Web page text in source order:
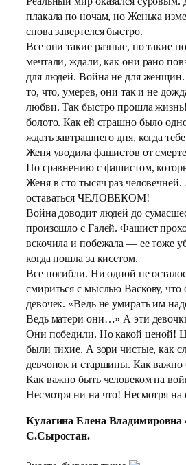
плакала по ночам, но Женька
снова завертелся быстро.
Все они такие разные, но такие
мечтали, ждали, как они рано
для людей. Война не для
то, что, умерев, они так и не
любви. Так быстро прошла
болото. Как ей страшно было
ждать завтрашнего дня, когда
Женя уводила фашистов от
По сравнению с фашистом,
Женя в сто тысяч раз
оставаться ЧЕЛОВЕКОМ!
Война доводит людей до
произошло с Галей. Фашист
вскочила и побежала — ее тоже
когда пошла за кисетом.
Все погибли. Ни одной не
смириться с мыслью Васкову, что
девочек. «Ведь не умирать им
Ведь матери они…» А эти
Они победили. Но какой ценой!
были тихие. А зори чистые, как
девчонок и старшины. Как важно
Как важно быть человеком на
Несмотря ни на что! Несмотря на
Кулагина Елена Владимировна
С.Сыростан.